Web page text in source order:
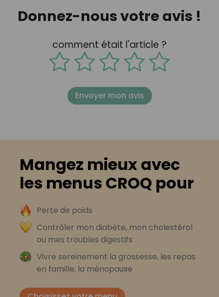
Donnez-nous votre avis !
comment était l'article ?
Envoyer mon avis
Mangez mieux avec
les menus CROQ pour
Perte de poids
Contrôler mon diabète, mon cholestérol
ou mes troubles digestifs
Vivre sereinement la grossesse, les repas
en famille, la ménopause